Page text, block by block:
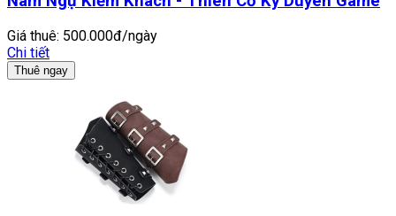
Giá thuê: 500.000đ/ngày
Chi tiết
Thuê ngay